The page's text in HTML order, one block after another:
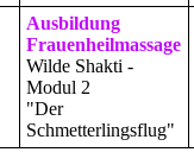
Ausbildung
Frauenheilmassage
Wilde Shakti -
Modul 2
"Der
Schmetterlingsflug"